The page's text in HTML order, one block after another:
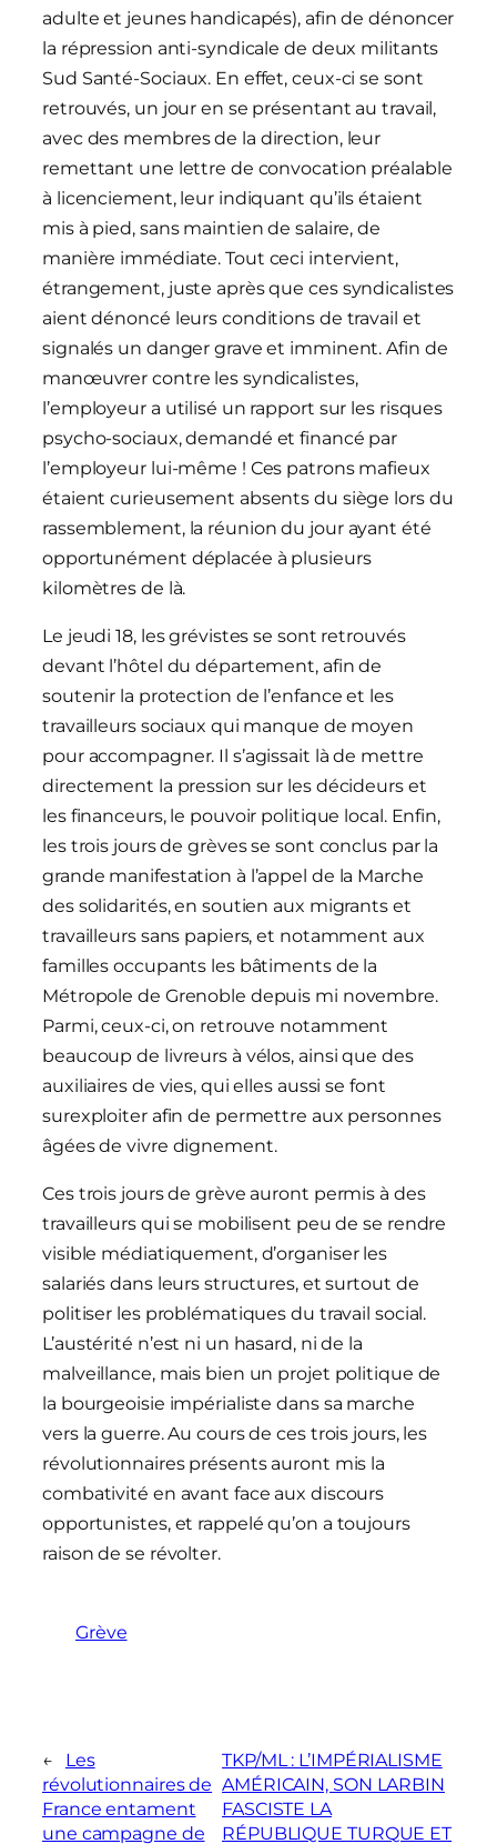
adulte et jeunes handicapés), afin de dénoncer
la répression anti-syndicale de deux militants
Sud Santé-Sociaux. En effet, ceux-ci se sont
retrouvés, un jour en se présentant au travail,
avec des membres de la direction, leur
remettant une lettre de convocation préalable
à licenciement, leur indiquant qu’ils étaient
mis à pied, sans maintien de salaire, de
manière immédiate. Tout ceci intervient,
étrangement, juste après que ces syndicalistes
aient dénoncé leurs conditions de travail et
signalés un danger grave et imminent. Afin de
manœuvrer contre les syndicalistes,
l’employeur a utilisé un rapport sur les risques
psycho-sociaux, demandé et financé par
l’employeur lui-même ! Ces patrons mafieux
étaient curieusement absents du siège lors du
rassemblement, la réunion du jour ayant été
opportunément déplacée à plusieurs
kilomètres de là.
Le jeudi 18, les grévistes se sont retrouvés
devant l’hôtel du département, afin de
soutenir la protection de l’enfance et les
travailleurs sociaux qui manque de moyen
pour accompagner. Il s’agissait là de mettre
directement la pression sur les décideurs et
les financeurs, le pouvoir politique local. Enfin,
les trois jours de grèves se sont conclus par la
grande manifestation à l’appel de la Marche
des solidarités, en soutien aux migrants et
travailleurs sans papiers, et notamment aux
familles occupants les bâtiments de la
Métropole de Grenoble depuis mi novembre.
Parmi, ceux-ci, on retrouve notamment
beaucoup de livreurs à vélos, ainsi que des
auxiliaires de vies, qui elles aussi se font
surexploiter afin de permettre aux personnes
âgées de vivre dignement.
Ces trois jours de grève auront permis à des
travailleurs qui se mobilisent peu de se rendre
visible médiatiquement, d’organiser les
salariés dans leurs structures, et surtout de
politiser les problématiques du travail social.
L’austérité n’est ni un hasard, ni de la
malveillance, mais bien un projet politique de
la bourgeoisie impérialiste dans sa marche
vers la guerre. Au cours de ces trois jours, les
révolutionnaires présents auront mis la
combativité en avant face aux discours
opportunistes, et rappelé qu’on a toujours
raison de se révolter.
Grève
←
Les
révolutionnaires de
France entament
une campagne de
TKP/ML : L’IMPÉRIALISME
AMÉRICAIN, SON LARBIN
FASCISTE LA
RÉPUBLIQUE TURQUE ET